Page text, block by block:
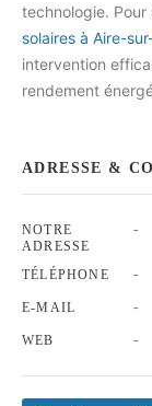
technologie. Pour
solaires à Aire-
intervention
rendement
ADRESSE &
NOTRE
ADRESSE
-
TÉLÉPHONE -
E-MAIL -
WEB -